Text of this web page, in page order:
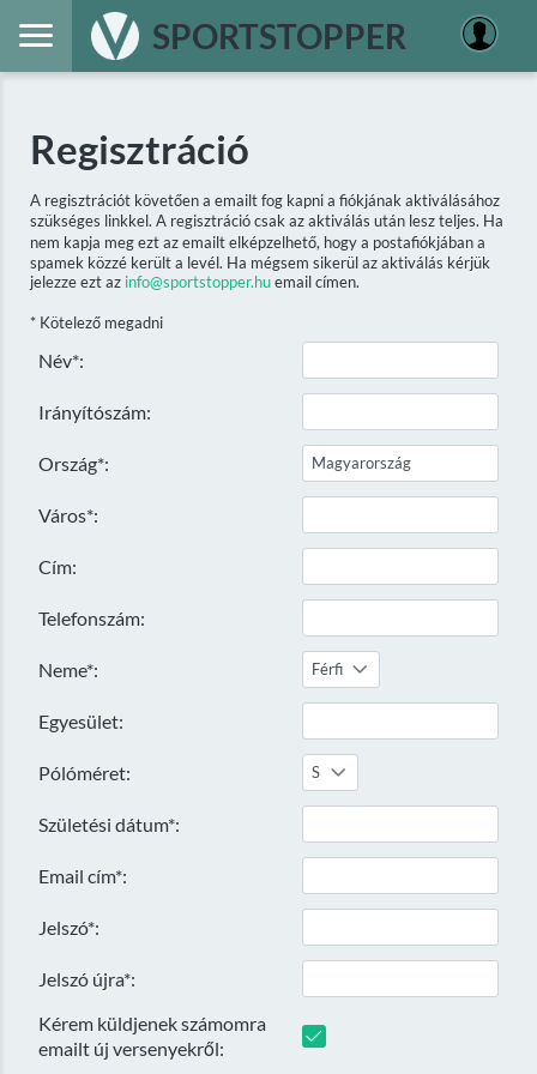
SPORTSTOPPER
Regisztráció
A regisztrációt követően a emailt fog kapni a fiókjának aktiválásához
szükséges linkkel. A regisztráció csak az aktiválás után lesz teljes. Ha
nem kapja meg ezt az emailt elképzelhető, hogy a postafiókjában a
spamek közzé került a levél. Ha mégsem sikerül az aktiválás kérjük
jelezze ezt az info@sportstopper.huemail címen.
* Kötelező megadni
Név*:
Irányítószám:
Ország*:
Város*:
Cím:
Telefonszám:
Neme*: Férfi
Egyesület:
Pólóméret: S
Születési dátum*:
Email cím*:
Jelszó*:
Jelszó újra*:
Kérem küldjenek számomra
emailt új versenyekről: